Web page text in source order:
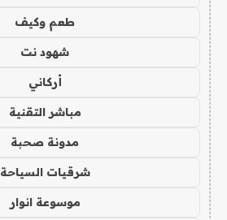
طعم وكيف
شهود نت
أركاني
مباشر التقنية
مدونة صحبة
شرقيات السياحة
موسوعة انوار